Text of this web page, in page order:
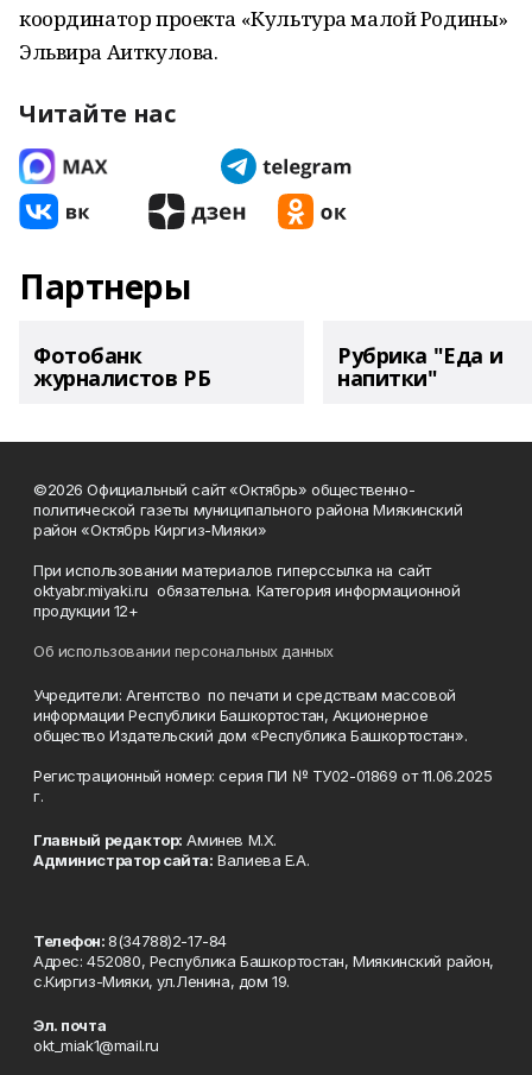
координатор проекта «Культура малой Родины»
Эльвира Аиткулова.
Читайте нас
Партнеры
Фотобанк
журналистов РБ
Рубрика "Еда и
напитки"
©2026 Официальный сайт «Октябрь» общественно-
политической газеты муниципального района Миякинский
район «Октябрь Киргиз-Мияки»
При использовании материалов гиперссылка на сайт
oktyabr.miyaki.ru обязательна. Категория информационной
продукции 12+
Об использовании персональных данных
Учредители: Агентство по печати и средствам массовой
информации Республики Башкортостан, Акционерное
общество Издательский дом «Республика Башкортостан».
Регистрационный номер: серия ПИ № ТУ02-01869 от 11.06.2025
г.
Главный редактор: Аминев М.Х.
Администратор сайта: Валиева Е.А.
Телефон:8(34788)2-17-84
Адрес: 452080, Республика Башкортостан, Миякинский район,
с.Киргиз-Мияки, ул.Ленина, дом 19.
Эл. почта
okt_miak1@mail.ru